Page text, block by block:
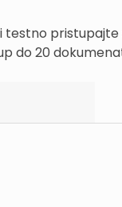
testno pristupajte
do 20